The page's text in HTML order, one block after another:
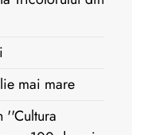
mai mare
''Cultura